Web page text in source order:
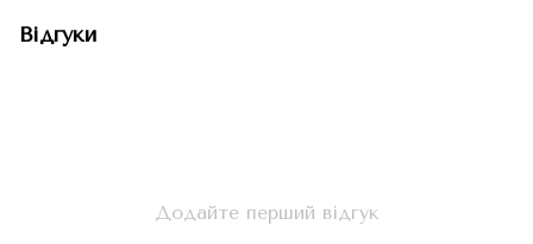
Відгуки
Додайте перший відгук